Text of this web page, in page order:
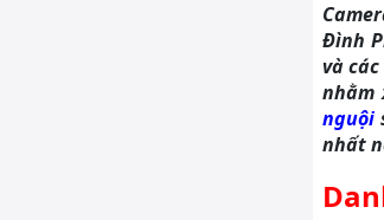
Đình
và
nhằm
nguội
nhất